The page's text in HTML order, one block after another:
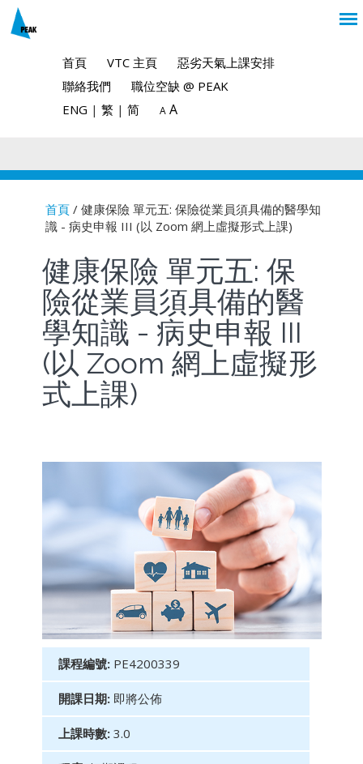
首頁 VTC 主頁
惡劣天氣上課安排
聯絡我們
職位空缺 @ PEAK
ENG | 繁 | 简 A A
You are here
首頁/ 健康保險 單元五: 保險從業員須具備的醫學知
識 - 病史申報 III (以 Zoom 網上虛擬形式上課)
健康保險 單元五: 保
險從業員須具備的醫
學知識 - 病史申報 III
(以 Zoom 網上虛擬形
式上課)
課程編號: PE4200339
開課日期: 即將公佈
上課時數: 3.0